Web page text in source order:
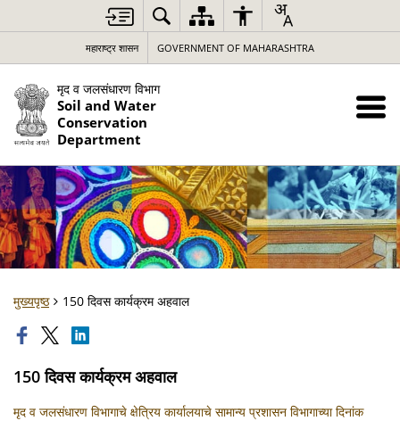
महाराष्ट्र शासन GOVERNMENT OF MAHARASHTRA
मृद व जलसंधारण विभाग
Soil and Water
Conservation
Department
मुख्यपृष्ठ 150 दिवस कार्यक्रम अहवाल
150 दिवस कार्यक्रम अहवाल
मृद व जलसंधारण विभागाचे क्षेत्रिय कार्यालयाचे सामान्य प्रशासन विभागाच्या दिनांक